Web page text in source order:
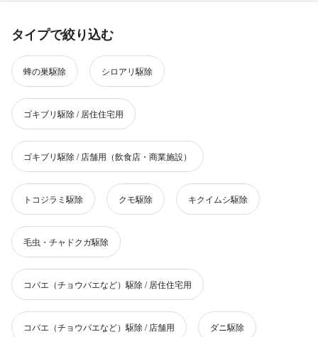
タイプで絞り込む
蜂の巣駆除 シロアリ駆除
ゴキブリ駆除 / 居住住宅用
ゴキブリ駆除 / 店舗用（飲食店・商業施設）
トコジラミ駆除 クモ駆除 キクイムシ駆除
毛虫・チャドクガ駆除
コバエ（チョウバエなど）駆除 / 居住住宅用
コバエ（チョウバエなど）駆除 / 店舗用 ダニ駆除